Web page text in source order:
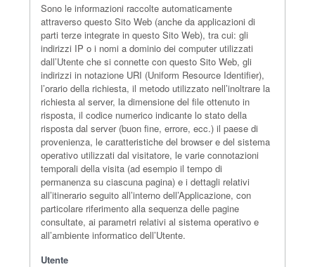
Sono le informazioni raccolte automaticamente
attraverso questo Sito Web (anche da applicazioni di
parti terze integrate in questo Sito Web), tra cui: gli
indirizzi IP o i nomi a dominio dei computer utilizzati
dall’Utente che si connette con questo Sito Web, gli
indirizzi in notazione URI (Uniform Resource Identifier),
l’orario della richiesta, il metodo utilizzato nell’inoltrare la
richiesta al server, la dimensione del file ottenuto in
risposta, il codice numerico indicante lo stato della
risposta dal server (buon fine, errore, ecc.) il paese di
provenienza, le caratteristiche del browser e del sistema
operativo utilizzati dal visitatore, le varie connotazioni
temporali della visita (ad esempio il tempo di
permanenza su ciascuna pagina) e i dettagli relativi
all’itinerario seguito all’interno dell’Applicazione, con
particolare riferimento alla sequenza delle pagine
consultate, ai parametri relativi al sistema operativo e
all’ambiente informatico dell’Utente.
Utente